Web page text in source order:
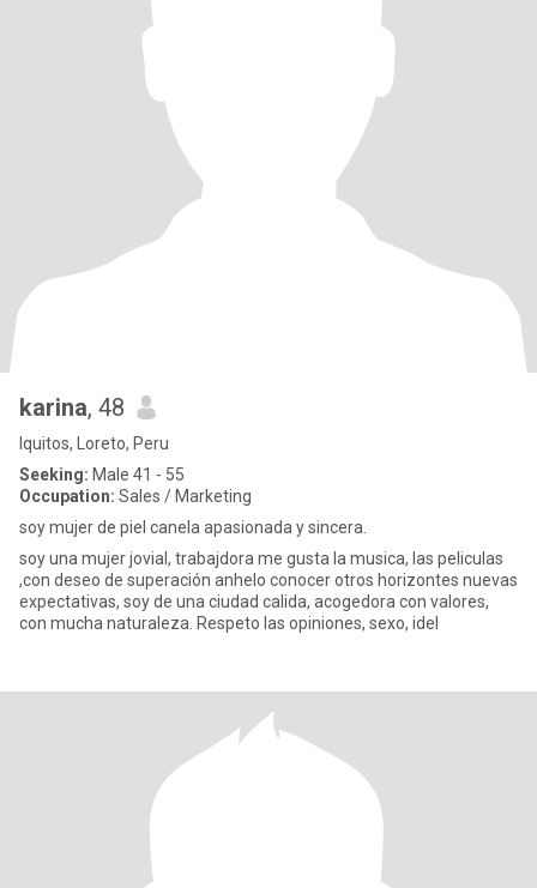
karina, 48
Iquitos, Loreto, Peru
Seeking: Male 41 - 55
Occupation: Sales / Marketing
soy mujer de piel canela apasionada y sincera.
soy una mujer jovial, trabajdora me gusta la musica, las peliculas
,con deseo de superación anhelo conocer otros horizontes nuevas
expectativas, soy de una ciudad calida, acogedora con valores,
con mucha naturaleza. Respeto las opiniones, sexo, idel